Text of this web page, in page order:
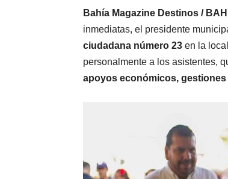
Bahía Magazine Destinos /
inmediatas, el presidente
ciudadana número 23 en la
personalmente a los asistentes,
apoyos económicos,